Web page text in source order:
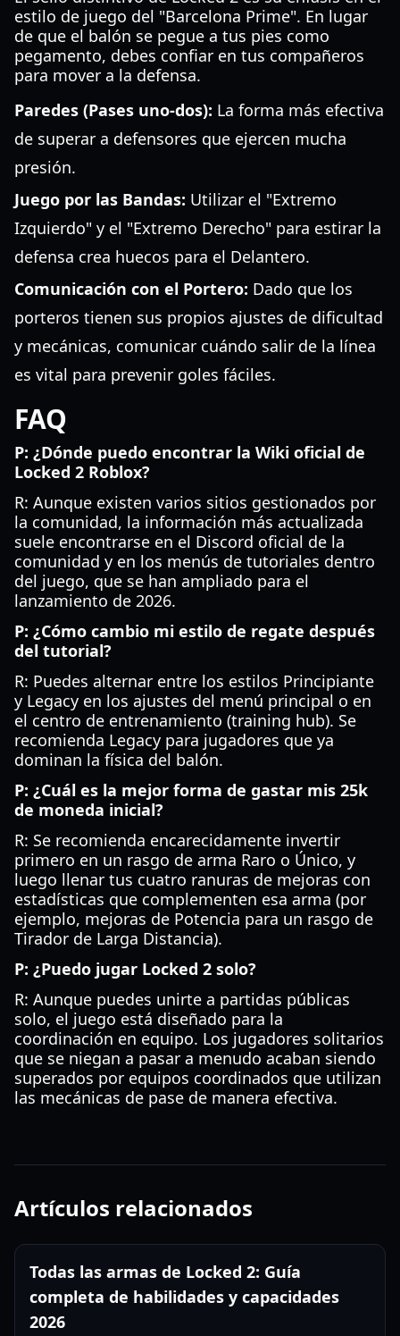
estilo de juego del "Barcelona Prime". En lugar
de que el balón se pegue a tus pies como
pegamento, debes confiar en tus compañeros
para mover a la defensa.
Paredes (Pases uno-dos): La forma más efectiva
de superar a defensores que ejercen mucha
presión.
Juego por las Bandas: Utilizar el "Extremo
Izquierdo" y el "Extremo Derecho" para estirar la
defensa crea huecos para el Delantero.
Comunicación con el Portero: Dado que los
porteros tienen sus propios ajustes de dificultad
y mecánicas, comunicar cuándo salir de la línea
es vital para prevenir goles fáciles.
FAQ
P: ¿Dónde puedo encontrar la Wiki oficial de
Locked 2 Roblox?
R: Aunque existen varios sitios gestionados por
la comunidad, la información más actualizada
suele encontrarse en el Discord oficial de la
comunidad y en los menús de tutoriales dentro
del juego, que se han ampliado para el
lanzamiento de 2026.
P: ¿Cómo cambio mi estilo de regate después
del tutorial?
R: Puedes alternar entre los estilos Principiante
y Legacy en los ajustes del menú principal o en
el centro de entrenamiento (training hub). Se
recomienda Legacy para jugadores que ya
dominan la física del balón.
P: ¿Cuál es la mejor forma de gastar mis 25k
de moneda inicial?
R: Se recomienda encarecidamente invertir
primero en un rasgo de arma Raro o Único, y
luego llenar tus cuatro ranuras de mejoras con
estadísticas que complementen esa arma (por
ejemplo, mejoras de Potencia para un rasgo de
Tirador de Larga Distancia).
P: ¿Puedo jugar Locked 2 solo?
R: Aunque puedes unirte a partidas públicas
solo, el juego está diseñado para la
coordinación en equipo. Los jugadores solitarios
que se niegan a pasar a menudo acaban siendo
superados por equipos coordinados que utilizan
las mecánicas de pase de manera efectiva.
Artículos relacionados
Todas las armas de Locked 2: Guía
completa de habilidades y capacidades
2026